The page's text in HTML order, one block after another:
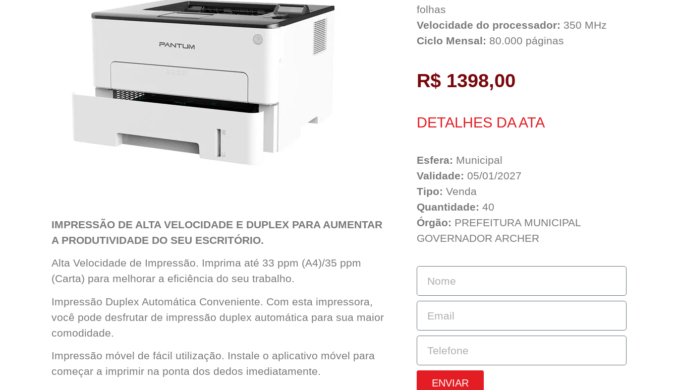
IMPRESSÃO DE ALTA VELOCIDADE E DUPLEX PARA AUMENTAR
A PRODUTIVIDADE DO SEU ESCRITÓRIO.
Alta Velocidade de Impressão. Imprima até 33 ppm (A4)/35 ppm
(Carta) para melhorar a eficiência do seu trabalho.
Impressão Duplex Automática Conveniente. Com esta impressora,
você pode desfrutar de impressão duplex automática para sua maior
comodidade.
Impressão móvel de fácil utilização. Instale o aplicativo móvel para
começar a imprimir na ponta dos dedos imediatamente.
folhas
Velocidade do processador: 350 MHz
Ciclo Mensal: 80.000 páginas
R$ 1398,00
DETALHES DA ATA
Esfera: Municipal
Validade: 05/01/2027
Tipo: Venda
Quantidade: 40
Órgão: PREFEITURA MUNICIPAL
GOVERNADOR ARCHER
ENVIAR